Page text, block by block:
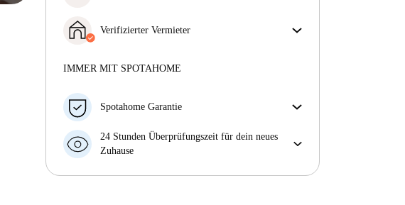
Mehr über die Verifizierung
– Miete und Betriebskosten in einem für ein
unkompliziertes Mietverhältnis.
Verifizierter Vermieter
Mehr über diesen Vermieter
IMMER MIT SPOTAHOME
Spotahome Garantie
Falls der Vermieter deine Buchung kurzfristig
storniert, werden wir dir entweder A) ein Hotel
finden oder B) den gezahlten Betrag vollständig
24 Stunden Überprüfungszeit für dein neues
Zuhause